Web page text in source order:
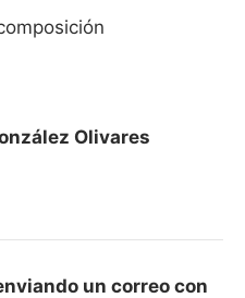
Olivares
un correo con